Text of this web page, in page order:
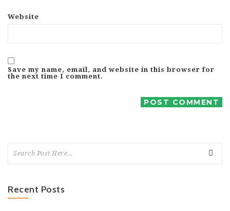
Website
Save my name, email, and website in this browser for
the next time I comment.
Recent Posts